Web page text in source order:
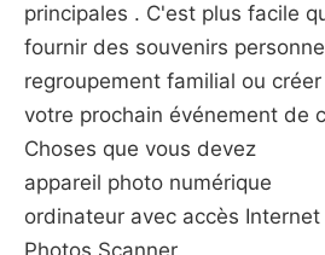
principales . C'est plus facile
fournir des souvenirs
regroupement familial ou
votre prochain événement de
Choses que vous devez
appareil photo numérique
ordinateur avec accès Internet
Photos Scanner